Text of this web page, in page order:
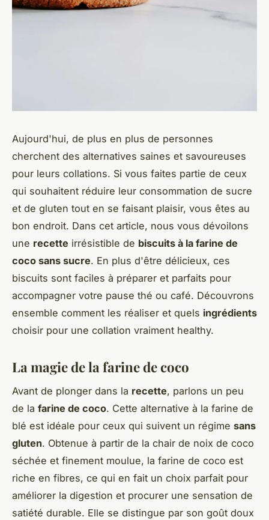
Aujourd'hui, de plus en plus de personnes
cherchent des alternatives saines et savoureuses
pour leurs collations. Si vous faites partie de ceux
qui souhaitent réduire leur consommation de sucre
et de gluten tout en se faisant plaisir, vous êtes au
bon endroit. Dans cet article, nous vous dévoilons
une recette irrésistible de biscuits à la farine de
coco sans sucre. En plus d'être délicieux, ces
biscuits sont faciles à préparer et parfaits pour
accompagner votre pause thé ou café. Découvrons
ensemble comment les réaliser et quels ingrédients
choisir pour une collation vraiment healthy.
La magie de la farine de coco
Avant de plonger dans la recette, parlons un peu
de la farine de coco. Cette alternative à la farine de
blé est idéale pour ceux qui suivent un régime sans
gluten. Obtenue à partir de la chair de noix de coco
séchée et finement moulue, la farine de coco est
riche en fibres, ce qui en fait un choix parfait pour
améliorer la digestion et procurer une sensation de
satiété durable. Elle se distingue par son goût doux